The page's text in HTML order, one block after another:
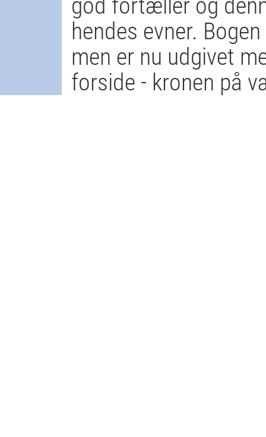
god fortæller og
hendes evner.
men er nu udgivet
forside - kronen på